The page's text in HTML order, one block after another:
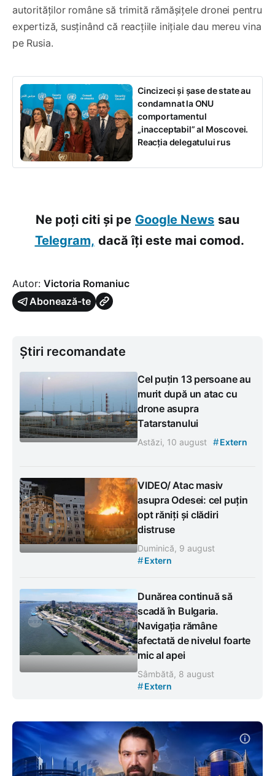
autorităților române să trimită rămășițele dronei pentru
expertiză, susținând că reacțiile inițiale dau mereu vina
pe Rusia.
Cincizeci și șase de state au
condamnat la ONU
comportamentul
„inacceptabil” al Moscovei.
Reacția delegatului rus
Ne poți citi și pe Google News sau
Telegram, dacă îți este mai comod.
Autor: Victoria Romaniuc
Abonează-te
Știri recomandate
Cel puțin 13 persoane au
murit după un atac cu
drone asupra
Tatarstanului
Astăzi, 10 august #Extern
VIDEO/ Atac masiv
asupra Odesei: cel puțin
opt răniți și clădiri
distruse
Duminică, 9 august
#Extern
Dunărea continuă să
scadă în Bulgaria.
Navigația rămâne
afectată de nivelul foarte
mic al apei
Sâmbătă, 8 august
#Extern